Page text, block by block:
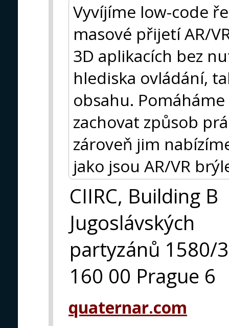
Vyvíjíme low-code
masové přijetí AR/
3D aplikacích bez
hlediska ovládání,
obsahu.
zachovat způsob
zároveň jim
jako jsou AR/VR
CIIRC, Building B
Jugoslávských
partyzánů 1580/3
160 00 Prague 6
quaternar.com